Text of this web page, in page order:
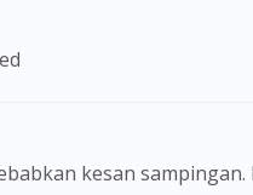
To serve
kesan